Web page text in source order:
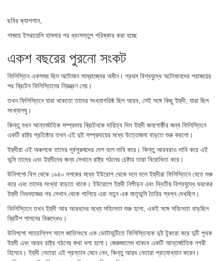
ছবির ক্যাপশান,
গাজায় ইসরায়েলি হামলার পর ধ্বংসস্তুপ পরিষ্কার করা হচ্ছে
একশ বছরের পুরনো সংকট
ফিলিস্তিন একসময় ছিল অটোমান সাম্রাজ্যের অধীন। প্রথম বিশ্বযুদ্ধে অটোমানদের পরাজয়ের
পর ব্রিটেন ফিলিস্তিনের নিয়ন্ত্রণ নেয়।
তখন ফিলিস্তিনে যারা থাকতো তাদের সংখ্যাগরিষ্ঠ ছিল আরব, সেই সঙ্গে কিছু ইহুদী, যারা ছিল
সংখ্যালঘু।
কিন্তু যখন আন্তর্জাতিক সম্প্রদায় ব্রিটেনকে দায়িত্ব দিল ইহুদী জনগোষ্ঠীর জন্য ফিলিস্তিনে
একটি রাষ্ট্র প্রতিষ্ঠার তখন এই দুই সম্প্রদায়ের মধ্যে উত্তেজনা বাড়তে শুরু করলো।
ইহুদীরা এই অঞ্চলকে তাদের পূর্বপুরুষদের দেশ বলে দাবি করে। কিন্তু আরবরাও দাবি করে এই
ভূমি তাদের এবং ইহুদীদের জন্য সেখানে রাষ্ট্র গঠনের চেষ্টার তারা বিরোধিতা করে।
উনিশশো বিশ থেকে ১৯৪০ দশকের মধ্যে ইউরোপ থেকে দলে দলে ইহুদীরা ফিলিস্তিনে যেতে শুরু
করে এবং তাদের সংখ্যা বাড়তে থাকে। ইউরোপে ইহুদী নিপীড়ন এবং দ্বিতীয় বিশ্বযুদ্ধে ভয়ংকর
ইহুদী নিধনযজ্ঞের পর সেখান থেকে পালিয়ে এরা নতুন এক মাতৃভূমি তৈরির স্বপ্ন দেখছিল।
ফিলিস্তিনে তখন ইহুদী আর আরবদের মধ্যে সহিংসতা শুরু হলো, একই সঙ্গে সহিংসতা বাড়ছিল
ব্রিটিশ শাসনের বিরুদ্ধেও।
উনিশশো সাতচল্লিশ সালে জাতিসংঘে এক ভোটাভুটিতে ফিলিস্তিনকে দুই টুকরো করে দুটি পৃথক
ইহুদী এবং আরব রাষ্ট্র গঠনের কথা বলা হলো। জেরুজালেম থাকবে একটি আন্তর্জাতিক নগরী
হিসেবে। ইহুদী নেতারা এই প্রস্তাব মেনে নেন, কিন্তু আরব নেতারা প্রত্যাখ্যান করেন।